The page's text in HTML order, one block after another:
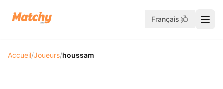
Français
Accueil/Joueurs/houssam